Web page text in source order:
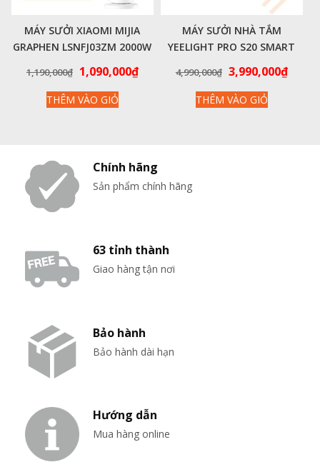
MÁY SƯỞI XIAOMI MIJIA
GRAPHEN LSNFJ03ZM 2000W
1,190,000₫ Giá
gốc
là:
1,090,000₫Giá
THÊM VÀO GIỎ
MÁY SƯỞI NHÀ TẮM
YEELIGHT PRO S20 SMART
YLYB05YL – KÈM ĐIỀU KHIỂN
4,990,000₫ Giá
gốc
là:
3,990,000₫Giá
THÊM VÀO GIỎ
Chính hãng
Sản phẩm chính hãng
63 tỉnh thành
Giao hàng tận nơi
Bảo hành
Bảo hành dài hạn
Hướng dẫn
Mua hàng online